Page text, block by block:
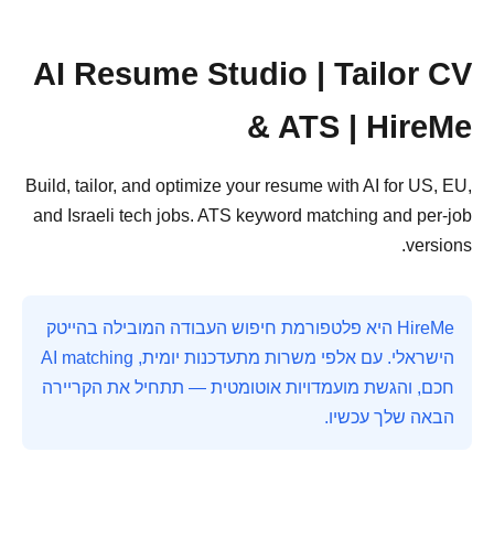
AI Resume Studio | Tailor CV
& ATS | HireMe
Build, tailor, and optimize your resume with AI for US, EU,
and Israeli tech jobs. ATS keyword matching and per-job
versions.
HireMe היא פלטפורמת חיפוש העבודה המובילה בהייטק
הישראלי. עם אלפי משרות מתעדכנות יומית, AI matching
חכם, והגשת מועמדויות אוטומטית — תתחיל את הקריירה
הבאה שלך עכשיו.